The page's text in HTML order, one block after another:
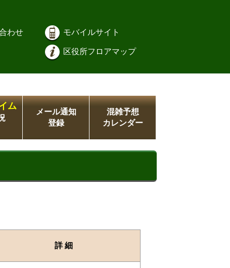
わせ モバイルサイト
区役所フロアマップ
ム
メール通知
登録
混雑予想
カレンダー
詳 細